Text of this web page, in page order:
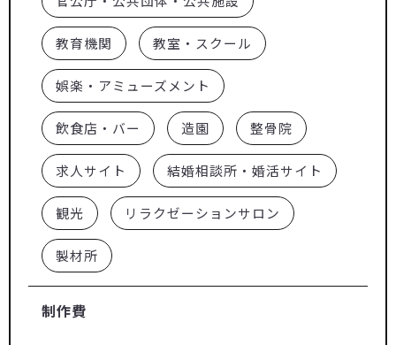
教育機関 教室・スクール
娯楽・アミューズメント
飲食店・バー 造園 整骨院
求人サイト 結婚相談所・婚活サイト
観光 リラクゼーションサロン
製材所
制作費